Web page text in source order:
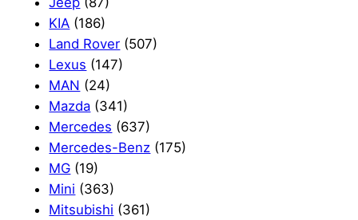
KIA (186)
Land Rover (507)
Lexus (147)
MAN (24)
Mazda (341)
Mercedes (637)
Mercedes-Benz (175)
MG (19)
Mini (363)
Mitsubishi (361)